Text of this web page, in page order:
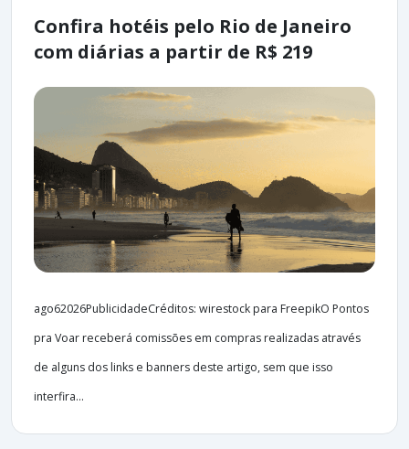
Confira hotéis pelo Rio de Janeiro
com diárias a partir de R$ 219
ago62026PublicidadeCréditos: wirestock para FreepikO Pontos
pra Voar receberá comissões em compras realizadas através
de alguns dos links e banners deste artigo, sem que isso
interfira...